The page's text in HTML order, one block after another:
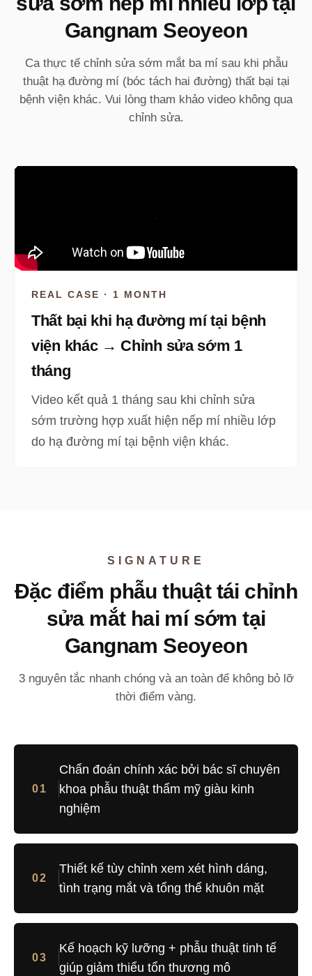
Gangnam Seoyeon
Ca thực tế chỉnh sửa sớm mắt ba mí sau khi phẫu
thuật hạ đường mí (bóc tách hai đường) thất bại tại
bệnh viện khác. Vui lòng tham khảo video không qua
chỉnh sửa.
REAL CASE · 1 MONTH
Thất bại khi hạ đường mí tại bệnh
viện khác → Chỉnh sửa sớm 1
tháng
Video kết quả 1 tháng sau khi chỉnh sửa
sớm trường hợp xuất hiện nếp mí nhiều lớp
do hạ đường mí tại bệnh viện khác.
SIGNATURE
Đặc điểm phẫu thuật tái chỉnh
sửa mắt hai mí sớm tại
Gangnam Seoyeon
3 nguyên tắc nhanh chóng và an toàn để không bỏ lỡ
thời điểm vàng.
01
Chẩn đoán chính xác bởi bác sĩ chuyên
khoa phẫu thuật thẩm mỹ giàu kinh
nghiệm
02
Thiết kế tùy chỉnh xem xét hình dáng,
tình trạng mắt và tổng thể khuôn mặt
03
Kế hoạch kỹ lưỡng + phẫu thuật tinh tế
giúp giảm thiểu tổn thương mô